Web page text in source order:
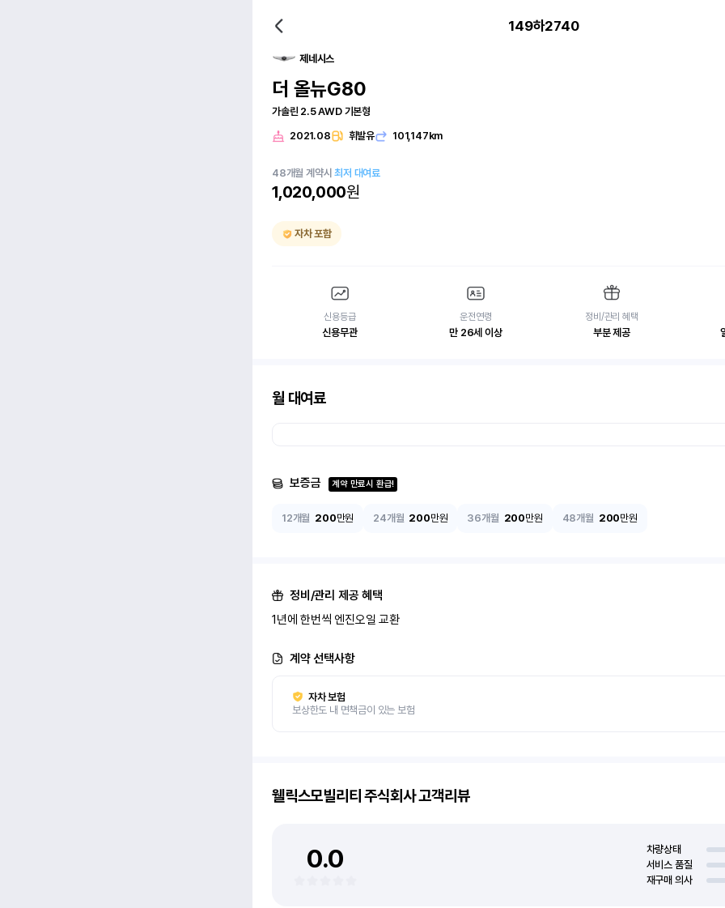
149하2740
제네시스
더 올뉴G80
가솔린 2.5 AWD 기본형
2021.08
휘발유 101,147km
48개월 계약시최저 대여료
1,020,000원
자차 포함
신용등급
신용무관
운전연령
만 26세 이상
정비/관리 혜택
부분 제공
월 대여료
보증금 계약 만료시 환급!
12개월 200만원 24개월 200만원 36개월 200만원 48개월 200만원
정비/관리 제공 혜택
1년에 한번씩 엔진오일 교환
계약 선택사항
자차 보험
보상한도 내 면책금이 있는 보험
웰릭스모빌리티 주식회사고객리뷰
0.0
차량상태
서비스 품질
재구매 의사